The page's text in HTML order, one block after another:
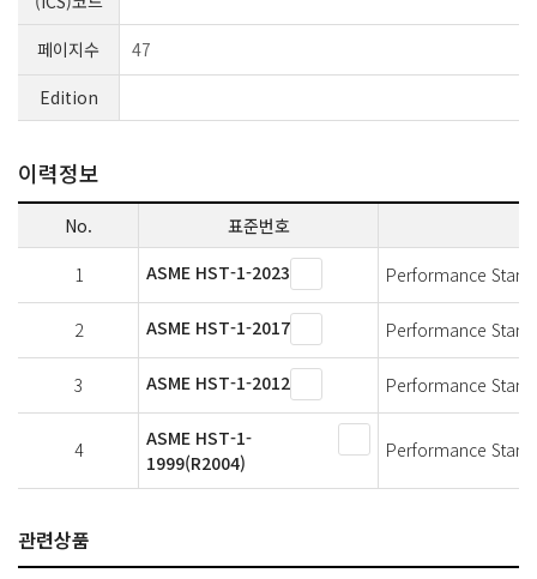
페이지수
47
Edition
이력정보
No. 표준번호
1 ASME HST-1-2023 Performance
2 ASME HST-1-2017 Performance
3 ASME HST-1-2012 Performance
4
ASME HST-1-
1999(R2004)
Performance
관련상품